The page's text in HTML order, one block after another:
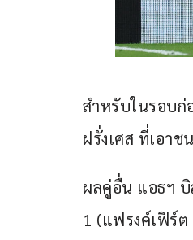
สำหรับในรอบก่
ฝรั่งเศส ที่เอา
ผลคู่อื่น แอธฯ บิ
1 (แฟรงค์เฟิร์ต